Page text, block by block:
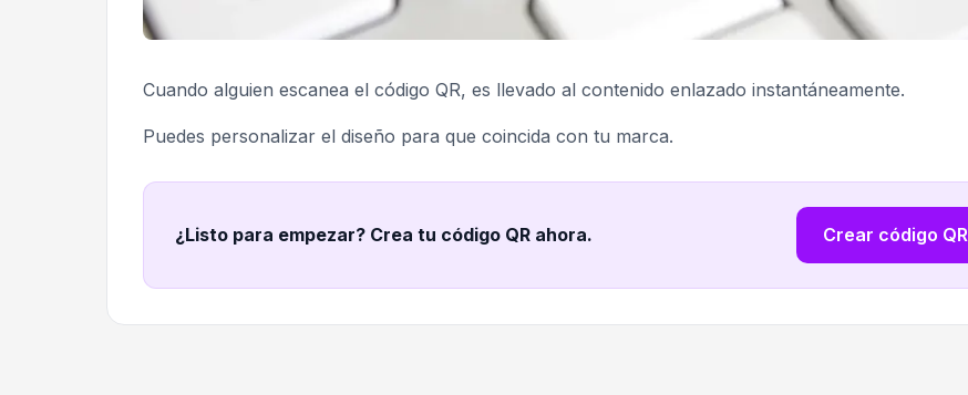
Cuando alguien escanea el código QR, es llevado al contenido enlazado instantáneamente.
Puedes personalizar el diseño para que coincida con tu marca.
¿Listo para empezar? Crea tu código QR ahora. Crear código QR